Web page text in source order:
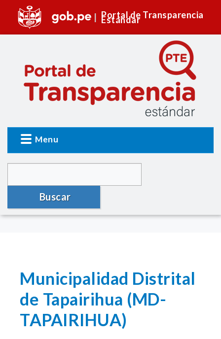
Portal de Transparencia
Estándar
Menu
Buscar
Municipalidad Distrital
de Tapairihua (MD-
TAPAIRIHUA)